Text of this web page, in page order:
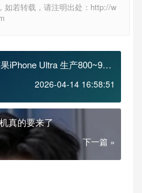
如若转载，请注明出处：http://w
iPhone Ultra 生产800~900
2026-04-14 16:58:51
真的要来了
下一篇 »